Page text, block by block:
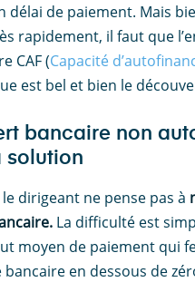
délai de paiement. Mais
rapidement, il faut que
CAF (Capacité
est bel et bien le
bancaire non
solution
dirigeant ne pense pas à
La difficulté est
moyen de paiement qui
en dessous de